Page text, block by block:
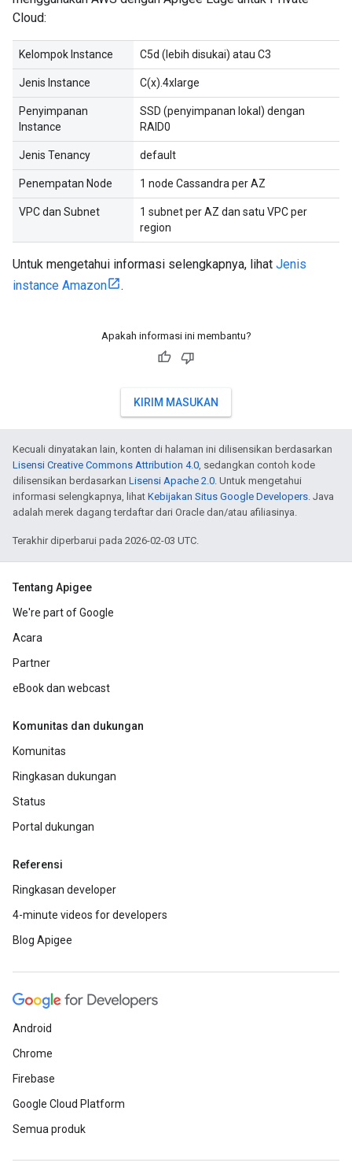
Cloud:
Kelompok Instance C5d (lebih disukai) atau C3
Jenis Instance C(x).4xlarge
Penyimpanan
Instance
SSD (penyimpanan lokal) dengan
RAID0
Jenis Tenancy default
Penempatan Node 1 node Cassandra per AZ
VPC dan Subnet
1 subnet per AZ dan satu VPC per
region
Untuk mengetahui informasi selengkapnya, lihat Jenis
instance Amazon
.
Apakah informasi ini membantu?
KIRIM MASUKAN
Kecuali dinyatakan lain, konten di halaman ini dilisensikan berdasarkan
Lisensi Creative Commons Attribution 4.0, sedangkan contoh kode
dilisensikan berdasarkan Lisensi Apache 2.0. Untuk mengetahui
informasi selengkapnya, lihat Kebijakan Situs Google Developers. Java
adalah merek dagang terdaftar dari Oracle dan/atau afiliasinya.
Terakhir diperbarui pada 2026-02-03 UTC.
Tentang Apigee
We're part of Google
Acara
Partner
eBook dan webcast
Komunitas dan dukungan
Komunitas
Ringkasan dukungan
Status
Portal dukungan
Referensi
Ringkasan developer
4-minute videos for developers
Blog Apigee
Android
Chrome
Firebase
Google Cloud Platform
Semua produk